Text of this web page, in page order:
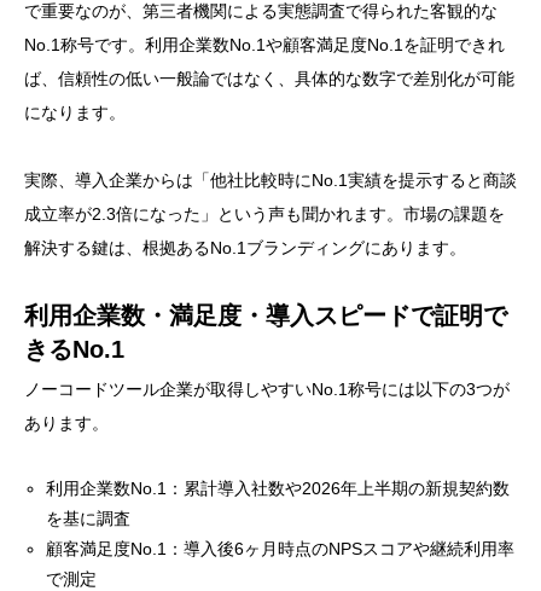
で重要なのが、第三者機関による実態調査で得られた客観的な
No.1称号です。利用企業数No.1や顧客満足度No.1を証明できれ
ば、信頼性の低い一般論ではなく、具体的な数字で差別化が可能
になります。
実際、導入企業からは「他社比較時にNo.1実績を提示すると商談
成立率が2.3倍になった」という声も聞かれます。市場の課題を
解決する鍵は、根拠あるNo.1ブランディングにあります。
利用企業数・満足度・導入スピードで証明で
きるNo.1
ノーコードツール企業が取得しやすいNo.1称号には以下の3つが
あります。
利用企業数No.1：累計導入社数や2026年上半期の新規契約数
を基に調査
顧客満足度No.1：導入後6ヶ月時点のNPSスコアや継続利用率
で測定